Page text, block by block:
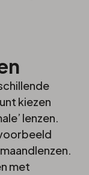
kiezen
lenzen.
met